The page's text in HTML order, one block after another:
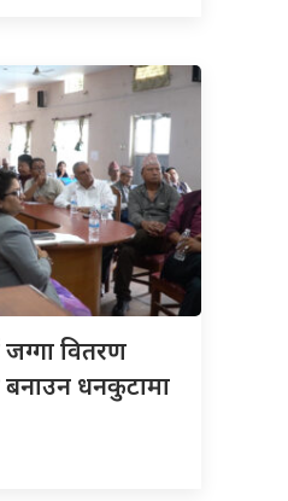
जग्गा वितरण
बनाउन धनकुटामा